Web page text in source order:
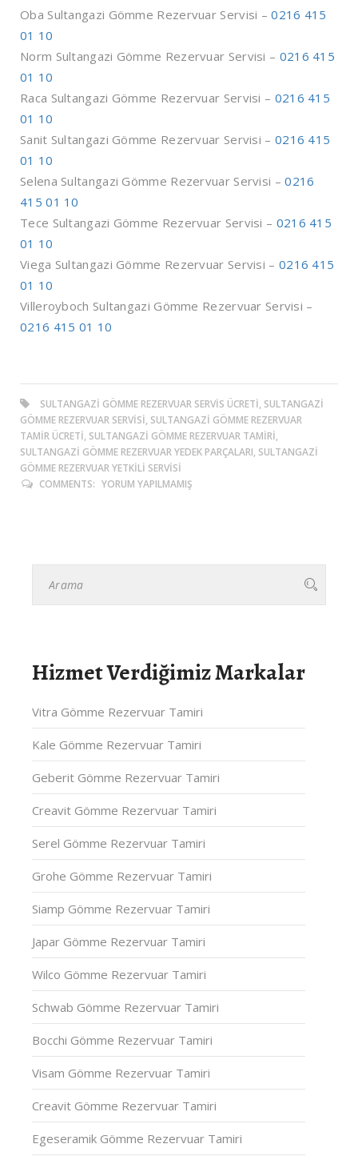
Oba Sultangazi Gömme Rezervuar Servisi –0216 415
01 10
Norm Sultangazi Gömme Rezervuar Servisi – 0216 415
01 10
Raca Sultangazi Gömme Rezervuar Servisi – 0216 415
01 10
Sanit Sultangazi Gömme Rezervuar Servisi – 0216 415
01 10
Selena Sultangazi Gömme Rezervuar Servisi –0216
415 01 10
Tece Sultangazi Gömme Rezervuar Servisi – 0216 415
01 10
Viega Sultangazi Gömme Rezervuar Servisi – 0216 415
01 10
Villeroyboch Sultangazi Gömme Rezervuar Servisi –
0216 415 01 10
SULTANGAZI GÖMME REZERVUAR SERVIS ÜCRETI, SULTANGAZI
GÖMME REZERVUAR SERVISI, SULTANGAZI GÖMME REZERVUAR
TAMIR ÜCRETI, SULTANGAZI GÖMME REZERVUAR TAMIRI,
SULTANGAZI GÖMME REZERVUAR YEDEK PARÇALARI, SULTANGAZI
GÖMME REZERVUAR YETKILI SERVISI
COMMENTS: YORUM YAPILMAMIŞ
Hizmet Verdiğimiz Markalar
Vitra Gömme Rezervuar Tamiri
Kale Gömme Rezervuar Tamiri
Geberit Gömme Rezervuar Tamiri
Creavit Gömme Rezervuar Tamiri
Serel Gömme Rezervuar Tamiri
Grohe Gömme Rezervuar Tamiri
Siamp Gömme Rezervuar Tamiri
Japar Gömme Rezervuar Tamiri
Wilco Gömme Rezervuar Tamiri
Schwab Gömme Rezervuar Tamiri
Bocchi Gömme Rezervuar Tamiri
Visam Gömme Rezervuar Tamiri
Creavit Gömme Rezervuar Tamiri
Egeseramik Gömme Rezervuar Tamiri